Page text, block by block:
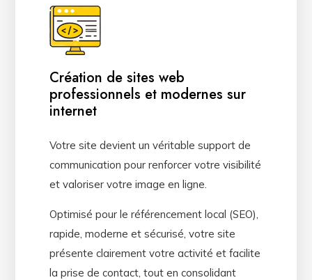
Création de sites web
professionnels et modernes sur
internet
Votre site devient un véritable support de
communication pour renforcer votre visibilité
et valoriser votre image en ligne.
Optimisé pour le référencement local (SEO),
rapide, moderne et sécurisé, votre site
présente clairement votre activité et facilite
la prise de contact, tout en consolidant